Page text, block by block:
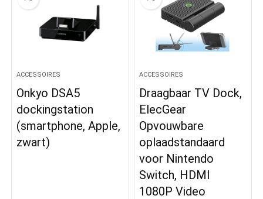
ACCESSOIRES
Onkyo DSA5
dockingstation
(smartphone, Apple,
zwart)
ACCESSOIRES
Draagbaar TV Dock,
ElecGear
Opvouwbare
oplaadstandaard
voor Nintendo
Switch, HDMI
1080P Video